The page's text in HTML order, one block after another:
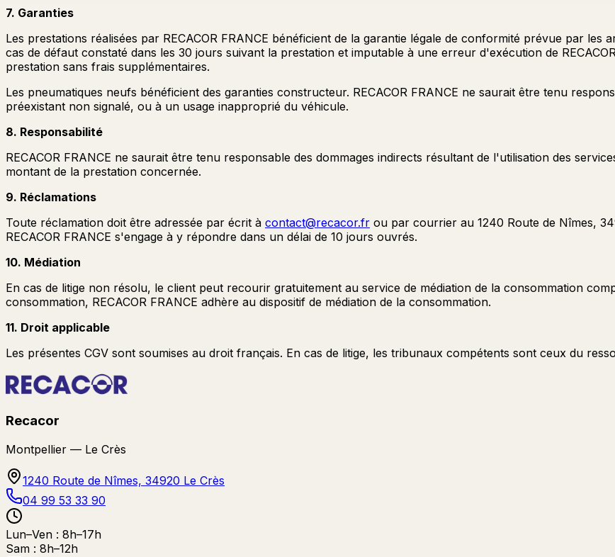
7. Garanties
Les prestations réalisées par RECACOR FRANCE bénéficient de la garantie légale de conformité prévue par les
cas de défaut constaté dans les 30 jours suivant la prestation et imputable à une erreur d'exécution de
prestation sans frais supplémentaires.
Les pneumatiques neufs bénéficient des garanties constructeur. RECACOR FRANCE ne saurait être tenu
préexistant non signalé, ou à un usage inapproprié du véhicule.
8. Responsabilité
RECACOR FRANCE ne saurait être tenu responsable des dommages indirects résultant de l'utilisation des
montant de la prestation concernée.
9. Réclamations
Toute réclamation doit être adressée par écrit à contact@recacor.fr ou par courrier au 1240 Route de Nîmes,
RECACOR FRANCE s'engage à y répondre dans un délai de 10 jours ouvrés.
10. Médiation
En cas de litige non résolu, le client peut recourir gratuitement au service de médiation de la consommation
consommation, RECACOR FRANCE adhère au dispositif de médiation de la consommation.
11. Droit applicable
Les présentes CGV sont soumises au droit français. En cas de litige, les tribunaux compétents sont ceux du
Recacor
Montpellier — Le Crès
1240 Route de Nîmes, 34920 Le Crès
04 99 53 33 90
Lun–Ven : 8h–17h
Sam : 8h–12h